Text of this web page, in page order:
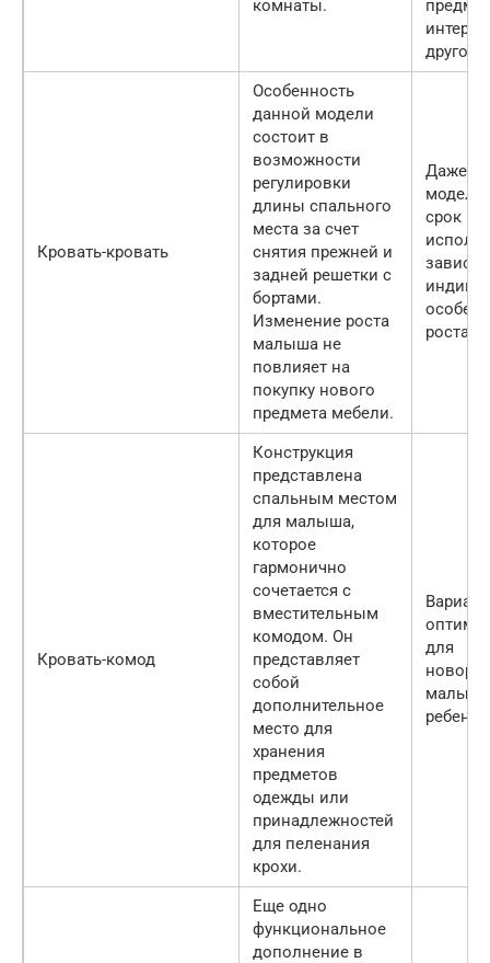
комнаты.
другой
Кровать-кровать
Особенность
данной модели
состоит в
возможности
регулировки
длины спального
места за счет
снятия прежней и
задней решетки с
бортами.
Изменение роста
малыша не
повлияет на
покупку нового
предмета мебели.
Даже у
модели
срок
роста
Кровать-комод
Конструкция
представлена
спальным местом
для малыша,
которое
гармонично
сочетается с
вместительным
комодом. Он
представляет
собой
дополнительное
место для
хранения
предметов
одежды или
принадлежностей
для пеленания
крохи.
для
Еще одно
функциональное
дополнение в